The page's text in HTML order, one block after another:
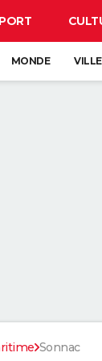
MONDE
Sonnac